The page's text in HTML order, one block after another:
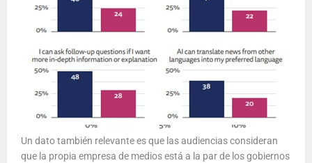
Un dato también relevante es que las audiencias consideran
que la propia empresa de medios está a la par de los gobiernos